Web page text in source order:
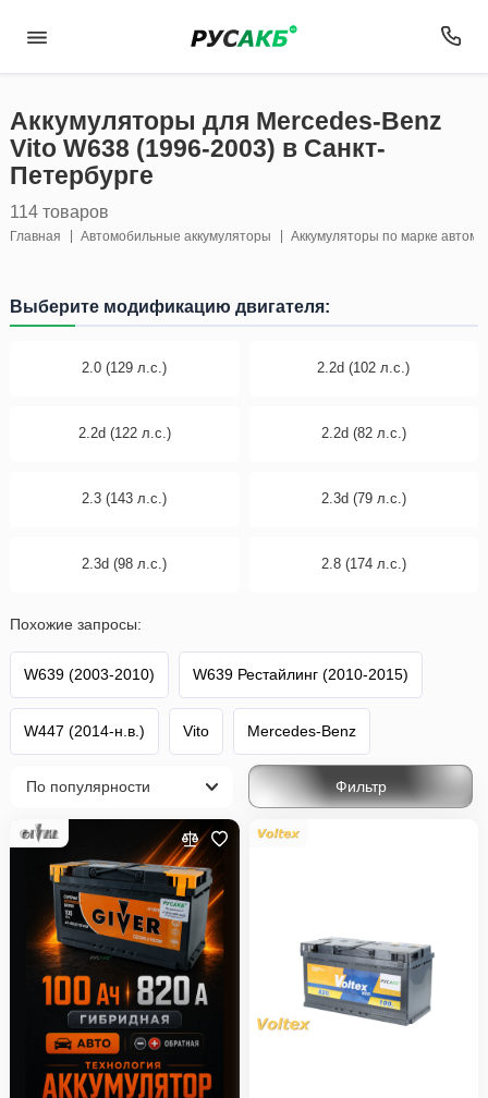
Аккумуляторы для Mercedes-Benz
Vito W638 (1996-2003) в Санкт-
Петербурге
114 товаров
Главная Автомобильные аккумуляторы Аккумуляторы по марке
Выберите модификацию двигателя:
2.0 (129 л.с.) 2.2d (102 л.с.)
2.2d (122 л.с.) 2.2d (82 л.с.)
2.3 (143 л.с.) 2.3d (79 л.с.)
2.3d (98 л.с.) 2.8 (174 л.с.)
Похожие запросы:
W639 (2003-2010) W639 Рестайлинг (2010-2015)
W447 (2014-н.в.) Vito Mercedes-Benz
Фильтр